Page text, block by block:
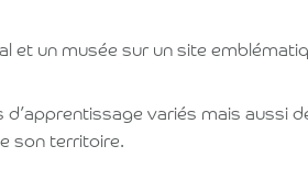
et un musée sur un site
variés mais aussi
son territoire.